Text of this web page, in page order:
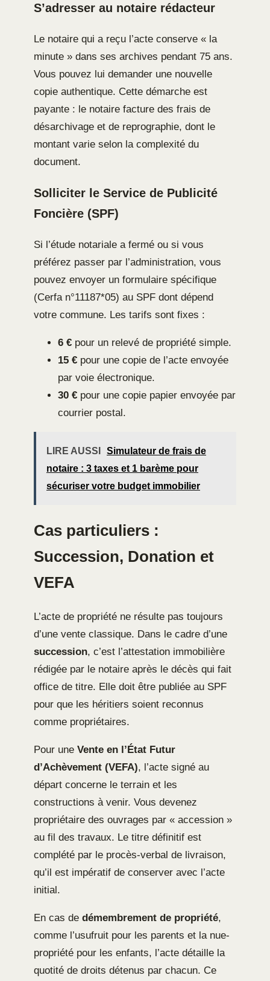
S’adresser au notaire rédacteur
Le notaire qui a reçu l’acte conserve « la
minute » dans ses archives pendant 75 ans.
Vous pouvez lui demander une nouvelle
copie authentique. Cette démarche est
payante : le notaire facture des frais de
désarchivage et de reprographie, dont le
montant varie selon la complexité du
document.
Solliciter le Service de Publicité
Foncière (SPF)
Si l’étude notariale a fermé ou si vous
préférez passer par l’administration, vous
pouvez envoyer un formulaire spécifique
(Cerfa n°11187*05) au SPF dont dépend
votre commune. Les tarifs sont fixes :
6 € pour un relevé de propriété simple.
15 € pour une copie de l’acte envoyée
par voie électronique.
30 € pour une copie papier envoyée par
courrier postal.
LIRE AUSSI
Simulateur de frais de
notaire : 3 taxes et 1 barème pour
sécuriser votre budget immobilier
Cas particuliers :
Succession, Donation et
VEFA
L’acte de propriété ne résulte pas toujours
d’une vente classique. Dans le cadre d’une
succession, c’est l’attestation immobilière
rédigée par le notaire après le décès qui fait
office de titre. Elle doit être publiée au SPF
pour que les héritiers soient reconnus
comme propriétaires.
Pour une Vente en l’État Futur
d’Achèvement (VEFA), l’acte signé au
départ concerne le terrain et les
constructions à venir. Vous devenez
propriétaire des ouvrages par « accession »
au fil des travaux. Le titre définitif est
complété par le procès-verbal de livraison,
qu’il est impératif de conserver avec l’acte
initial.
En cas de démembrement de propriété,
comme l’usufruit pour les parents et la nue-
propriété pour les enfants, l’acte détaille la
quotité de droits détenus par chacun. Ce